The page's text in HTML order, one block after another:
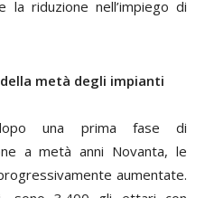
la riduzione nell’impiego di
metà degli impianti
una prima fase di
a metà anni Novanta, le
aumentate.